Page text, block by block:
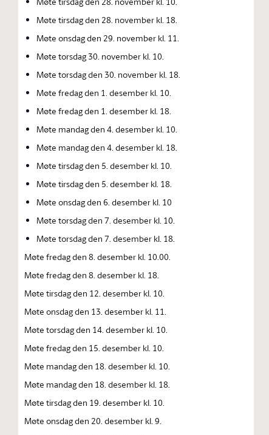
Møte tirsdag den 28. november kl. 18.
Møte onsdag den 29. november kl. 11.
Møte torsdag 30. november kl. 10.
Møte torsdag den 30. november kl. 18.
Møte fredag den 1. desember kl. 10.
Møte fredag den 1. desember kl. 18.
Møte mandag den 4. desember kl. 10.
Møte mandag den 4. desember kl. 18.
Møte tirsdag den 5. desember kl. 10.
Møte tirsdag den 5. desember kl. 18.
Møte onsdag den 6. desember kl. 10
Møte torsdag den 7. desember kl. 10.
Møte torsdag den 7. desember kl. 18.
Møte fredag den 8. desember kl. 10.00.
Møte fredag den 8. desember kl. 18.
Møte tirsdag den 12. desember kl. 10.
Møte onsdag den 13. desember kl. 11.
Møte torsdag den 14. desember kl. 10.
Møte fredag den 15. desember kl. 10.
Møte mandag den 18. desember kl. 10.
Møte mandag den 18. desember kl. 18.
Møte tirsdag den 19. desember kl. 10.
Møte onsdag den 20. desember kl. 9.